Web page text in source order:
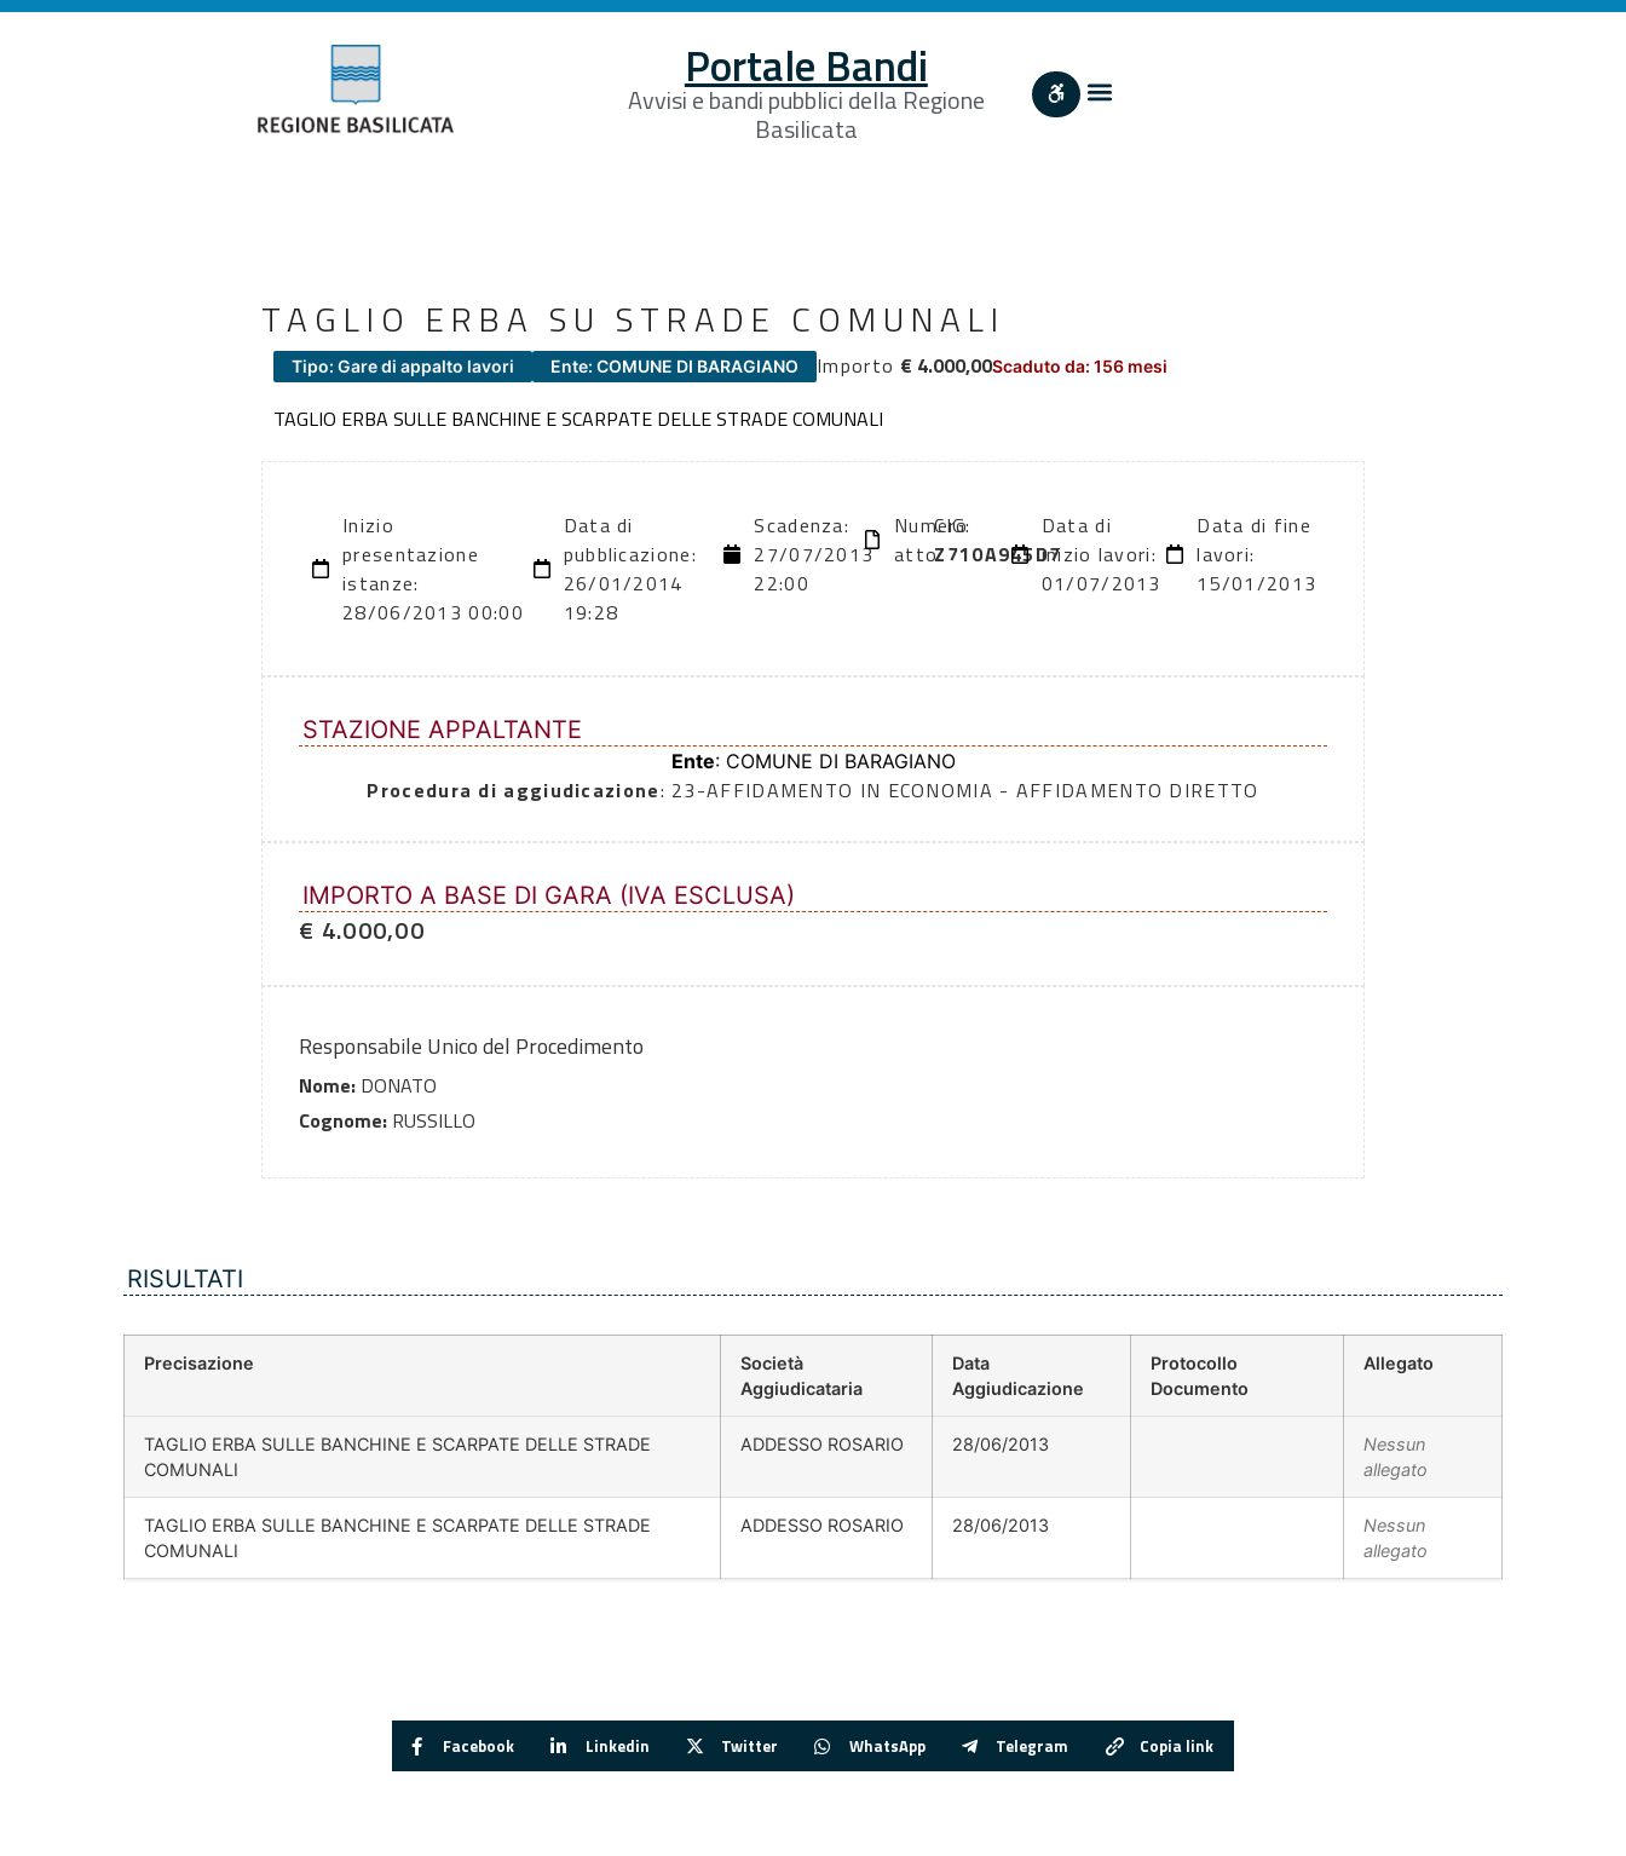
Portale Bandi
Avvisi e bandi pubblici della Regione
Basilicata
TAGLIO ERBA SU STRADE COMUNALI
Tipo: Gare di appalto lavori Ente: COMUNE DI BARAGIANO Importo € 4.000,00Scaduto da: 156 mesi
TAGLIO ERBA SULLE BANCHINE E SCARPATE DELLE STRADE COMUNALI
Inizio
presentazione
istanze:
28/06/2013 00:00
Data di
pubblicazione:
26/01/2014
19:28
Scadenza:
27/07/2013
22:00
Numero
atto:
CIG:
Z710A945D7
Data di
inizio lavori:
01/07/2013
Data di fine
lavori:
15/01/2013
STAZIONE APPALTANTE
Ente: COMUNE DI BARAGIANO
Procedura di aggiudicazione: 23-AFFIDAMENTO IN ECONOMIA - AFFIDAMENTO DIRETTO
IMPORTO A BASE DI GARA (IVA ESCLUSA)
€ 4.000,00
Responsabile Unico del Procedimento
Nome: DONATO
Cognome: RUSSILLO
RISULTATI
Precisazione
Società
Aggiudicataria
Data
Aggiudicazione
Protocollo
Documento
Allegato
TAGLIO ERBA SULLE BANCHINE E SCARPATE DELLE STRADE
COMUNALI
ADDESSO ROSARIO 28/06/2013
Nessun
allegato
TAGLIO ERBA SULLE BANCHINE E SCARPATE DELLE STRADE
COMUNALI
ADDESSO ROSARIO 28/06/2013
Nessun
allegato
Facebook Linkedin Twitter WhatsApp Telegram Copia link